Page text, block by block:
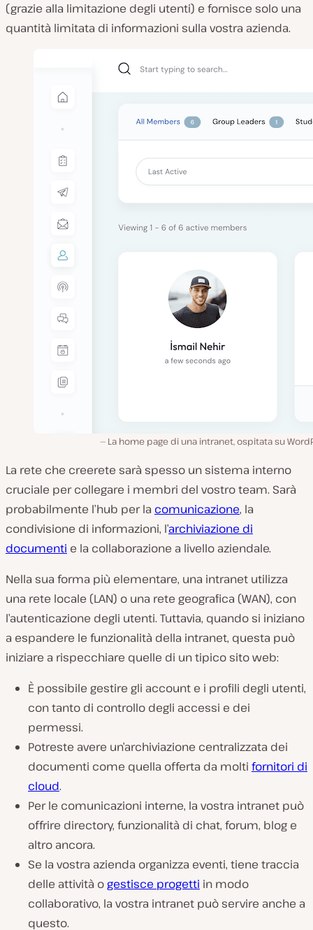
(grazie alla limitazione degli utenti) e fornisce solo una
quantità limitata di informazioni sulla vostra azienda.
La home page di una intranet, ospitata su
La rete che creerete sarà spesso un sistema interno
cruciale per collegare i membri del vostro team. Sarà
probabilmente l’hub per la comunicazione, la
condivisione di informazioni, l’archiviazione di
documenti e la collaborazione a livello aziendale.
Nella sua forma più elementare, una intranet utilizza
una rete locale (LAN) o una rete geografica (WAN), con
l’autenticazione degli utenti. Tuttavia, quando si iniziano
a espandere le funzionalità della intranet, questa può
iniziare a rispecchiare quelle di un tipico sito web:
È possibile gestire gli account e i profili degli utenti,
con tanto di controllo degli accessi e dei
permessi.
Potreste avere un’archiviazione centralizzata dei
documenti come quella offerta da molti fornitori di
cloud.
Per le comunicazioni interne, la vostra intranet può
offrire directory, funzionalità di chat, forum, blog e
altro ancora.
Se la vostra azienda organizza eventi, tiene traccia
delle attività ogestisce progetti in modo
collaborativo, la vostra intranet può servire anche a
questo.